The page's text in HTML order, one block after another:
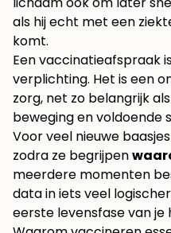
als hij echt met een
komt.
Een vaccinatieafspraak
verplichting. Het is een
zorg, net zo belangrijk
beweging en voldoende
Voor veel nieuwe
zodra ze begrijpen
meerdere momenten
data in iets veel
eerste levensfase van je